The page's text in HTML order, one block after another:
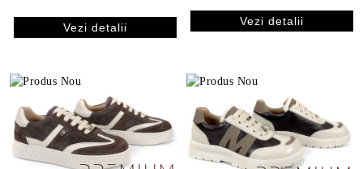
Vezi detalii
Vezi detalii